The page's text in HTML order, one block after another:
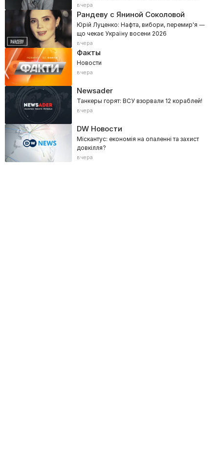
М1
M1 Hits.
ДОМ
Живий концерт.
Eurosport
Снукер. Открытый чемпионат Китая в Тайюане. Раунд 1.
Твой сериал
Виходьте без дзвінка, 2 сезон, 39 с. Вирок для судді.
11 канал
…
Setanta Sports
Змішані єдиноборства. UFC Fight Night у Лас-Вегасі, США.
Матеуш Гамрот - Квіллан Салкіллд.
Setanta Sports+
настроениях Донбасса
вчера
Рандеву с Яниной Соколовой
Юрій Луценко: Нафта, вибори, перемир'я —
що чекає Україну восени 2026
вчера
Факты
Новости
вчера
Newsader
Танкеры горят: ВСУ взорвали 12 кораблей!
вчера
DW Новости
Міскантус: економія на опаленні та захист
довкілля?
вчера